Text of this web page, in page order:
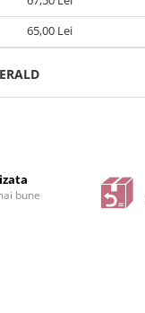
65,00 Lei
bune